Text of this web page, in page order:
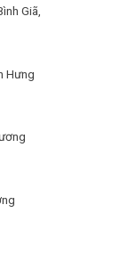
Giã,
Hưng